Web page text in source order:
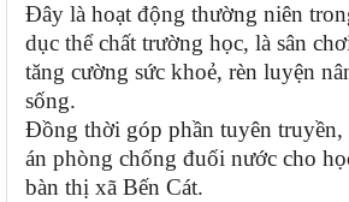
Đây là hoạt động thường niên
dục thể chất trường học, là sân
tăng cường sức khoẻ, rèn luyện
sống.
Đồng thời góp phần tuyên
án phòng chống đuối nước cho
bàn thị xã Bến Cát.